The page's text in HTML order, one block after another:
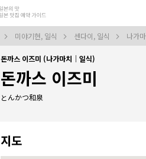
미야기현, 일식 센다이, 일식 나가
돈까스 이즈미 (나가마치｜일식)
돈까스 이즈미
とんかつ和泉
지도